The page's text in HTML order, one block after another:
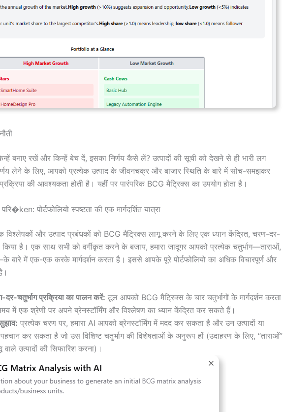
बनाए रखें और किन्हें बेच दें, इसका निर्णय कैसे लें? उत्पादों की सूची को देखने से ही भारी लग
लेने के लिए, आपको प्रत्येक उत्पाद के जीवनचक्र और बाजार स्थिति के बारे में सोच-समझकर
की आवश्यकता होती है। यहीं पर पारंपरिक BCG मैट्रिक्स का उपयोग होता है।
पोर्टफोलियो स्पष्टता की एक मार्गदर्शित यात्रा
विश्लेषकों और उत्पाद प्रबंधकों को BCG मैट्रिक्स लागू करने के लिए एक ध्यान केंद्रित, चरण-दर-
है। एक साथ सभी को वर्गीकृत करने के बजाय, हमारा जादूगर आपको प्रत्येक चतुर्भाग—ताराओं,
बारे में एक-एक करके मार्गदर्शन करता है। इससे आपके पूरे पोर्टफोलियो का अधिक विचारपूर्ण और
दर-चतुर्भाग प्रक्रिया का पालन करें: टूल आपको BCG मैट्रिक्स के चार चतुर्भागों के मार्गदर्शन करता
में एक श्रेणी पर अपने ब्रेनस्टॉर्मिंग और विश्लेषण का ध्यान केंद्रित कर सकते हैं।
प्रत्येक चरण पर, हमारा AI आपको ब्रेनस्टॉर्मिंग में मदद कर सकता है और उन उत्पादों या
पहचान कर सकता है जो उस विशिष्ट चतुर्भाग की विशेषताओं के अनुरूप हों (उदाहरण के लिए, “ताराओं”
उत्पादों की सिफारिश करना)।